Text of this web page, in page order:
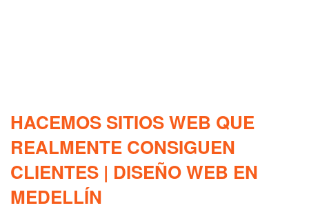
HACEMOS SITIOS WEB QUE
REALMENTE CONSIGUEN
CLIENTES | DISEÑO WEB EN
MEDELLÍN